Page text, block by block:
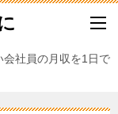
社員の月収を1日で